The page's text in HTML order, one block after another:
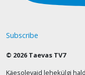
Subscribe
© 2026 Taevas TV7
Käesolevaid lehekülgi